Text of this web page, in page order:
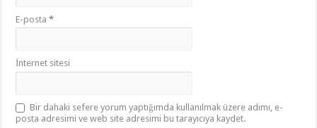
E-posta*
İnternet sitesi
Bir dahaki sefere yorum yaptığımda kullanılmak üzere adımı, e-
posta adresimi ve web site adresimi bu tarayıcıya kaydet.